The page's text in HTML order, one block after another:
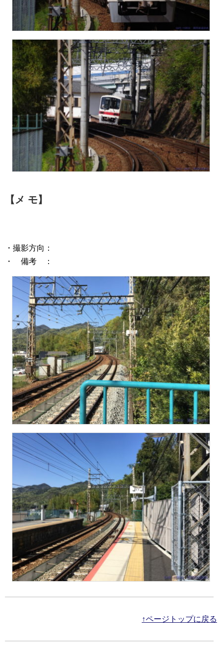
【メ モ】
・撮影方向：
・ 備考 ：
↑ページトップに戻る